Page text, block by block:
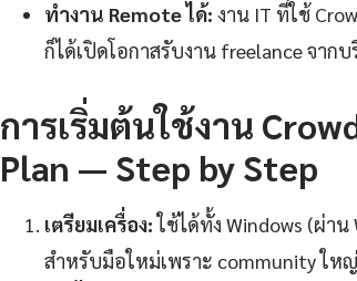
ทำงาน Remote ได้: งาน IT ที่ใช้
ก็ได้เปิดโอกาสรับงาน freelance จา
การเริ่มต้นใช้งาน
Plan — Step by Step
เตรียมเครื่อง:ใช้ได้ทั้ง Windows (ผ่าน
สำหรับมือใหม่เพราะ community ให